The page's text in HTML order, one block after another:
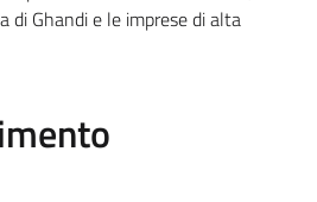
di Ghandi e le imprese di alta